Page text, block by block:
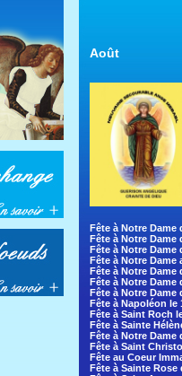
Août
Fête à Notre Dame
Fête à Notre Dame
Fête à Notre Dame
Fête à Notre Dame
Fête à Notre Dame
Fête à Notre Dame
Fête à Notre Dame
Fête à Napoléon le
Fête à Saint Roch
Fête à Sainte
Fête à Notre Dame
Fête à Saint
Fête au Coeur
Fête à Sainte Rose